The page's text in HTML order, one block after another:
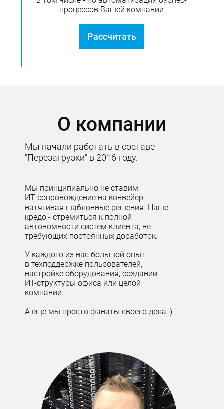
процессов Вашей компании
Рассчитать
О компании
Мы начали работать в составе
"Перезагрузки" в 2016 году.
Мы принципиально не ставим
ИТ сопровождение на конвейер,
натягивая шаблонные решения. Наше
кредо - стремиться к полной
автономности систем клиента, не
требующих постоянных доработок.
У каждого из нас большой опыт
в техподдержке пользователей,
настройке оборудования, создании
ИТ-структуры офиса или целой
компании.
А ещё мы просто фанаты своего дела :)